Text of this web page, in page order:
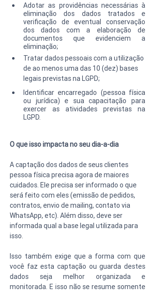
Adotar as providências necessárias à
eliminação dos dados tratados e
verificação de eventual conservação
dos dados com a elaboração de
documentos que evidenciem a
eliminação;
Tratar dados pessoais com a utilização
de ao menos uma das 10 (dez) bases
legais previstas na LGPD;
Identificar encarregado (pessoa física
ou jurídica) e sua capacitação para
exercer as atividades previstas na
LGPD.
O que isso impacta no seu dia-a-dia
A captação dos dados de seus clientes
pessoa física precisa agora de maiores
cuidados. Ele precisa ser informado o que
será feito com eles (emissão de pedidos,
contratos, envio de mailing, contato via
WhatsApp, etc). Além disso, deve ser
informada qual a base legal utilizada para
isso.
Isso também exige que a forma com que
você faz esta captação ou guarda destes
dados seja melhor organizada e
monitorada. E isso não se resume somente